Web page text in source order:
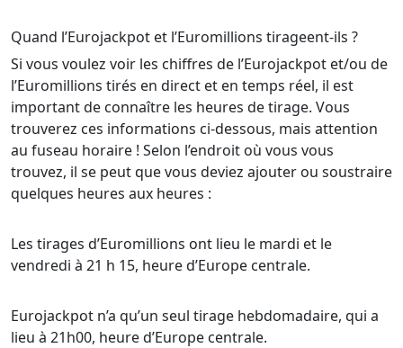
Quand l’Eurojackpot et l’Euromillions tirageent-ils ?
Si vous voulez voir les chiffres de l’Eurojackpot et/ou de
l’Euromillions tirés en direct et en temps réel, il est
important de connaître les heures de tirage. Vous
trouverez ces informations ci-dessous, mais attention
au fuseau horaire ! Selon l’endroit où vous vous
trouvez, il se peut que vous deviez ajouter ou soustraire
quelques heures aux heures :
Les tirages d’Euromillions ont lieu le mardi et le
vendredi à 21 h 15, heure d’Europe centrale.
Eurojackpot n’a qu’un seul tirage hebdomadaire, qui a
lieu à 21h00, heure d’Europe centrale.